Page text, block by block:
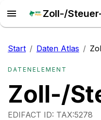
Zoll-/
Start / Daten Atlas /
DATENELEMENT
Zoll-/
EDIFACT ID: TAX:5278